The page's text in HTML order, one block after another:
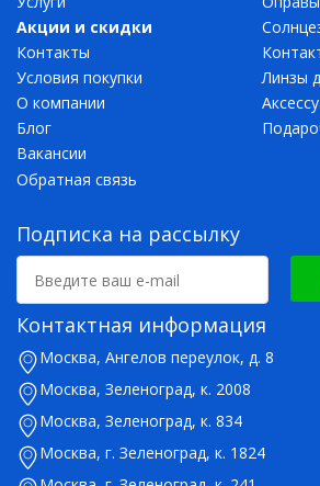
Акции и скидки
Контакты
Условия покупки
О компании
Блог
Вакансии
Обратная связь
Линзы
Подписка на рассылку
Контактная информация
Москва, Ангелов переулок, д. 8
Москва, Зеленоград, к. 2008
Москва, Зеленоград, к. 834
Москва, г. Зеленоград, к. 1824